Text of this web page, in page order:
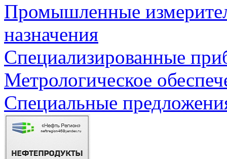
Промышленные
назначения
Специализированные
Метрологическое
Специальные